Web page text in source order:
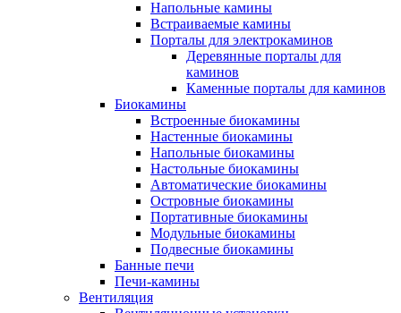
Напольные камины
Встраиваемые камины
Порталы для электрокаминов
Деревянные порталы для
каминов
Каменные порталы для каминов
Биокамины
Встроенные биокамины
Настенные биокамины
Напольные биокамины
Настольные биокамины
Автоматические биокамины
Островные биокамины
Портативные биокамины
Модульные биокамины
Подвесные биокамины
Банные печи
Печи-камины
Вентиляция